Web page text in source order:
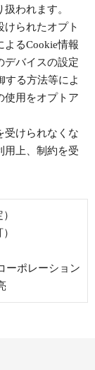
われます。
られたオプト
よるCookie情報
デバイスの設定
する方法等によ
使用をオプトア
受けられなくな
用上、制約を受
ポレーション